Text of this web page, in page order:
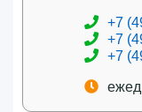
+7
+7
+7